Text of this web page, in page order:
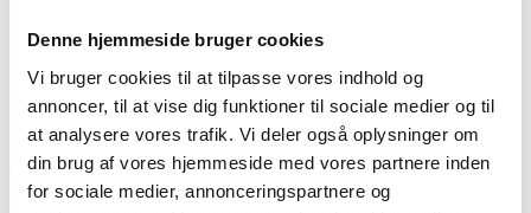
Denne hjemmeside bruger cookies
Vi bruger cookies til at tilpasse vores indhold og
annoncer, til at vise dig funktioner til sociale medier og til
at analysere vores trafik. Vi deler også oplysninger om
din brug af vores hjemmeside med vores partnere inden
for sociale medier, annonceringspartnere og
Necklaces, pendants
SHOWROOM
Aalborg
ESTIMATE
DKK 2,000
ITEM NUMBER
6348907
Brand new itemVAT lot